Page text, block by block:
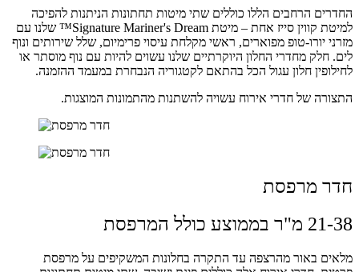
החדרים הרחבים הללו כוללים שתי מיטות תחתונות הניתנות להפיכה
למיטת קווין סייז אחת – מיטת Signature Mariner's Dream™ שלנו עם
מזרני יורו-טופ מפוארים, ראשי מקלחת עיסוי פרימיום, שלל שירותים ונוף
לים. חלק מחדרי החלון היוקרתיים שלנו עשוים להיות עם נוף מוסתר או
לחילופין חלון עגול הכל בהתאם לקטגוריה הנבחרת במעמד ההזמנה.
התצורה של חדרי אירוח עשויה להשתנות מהתמונות המוצגות.
חדר מרפסת
21-38 מ"ר בממוצע כולל המרפסת
מלאים באור מהרצפה עד התקרה בחלונות המשקיפים על מרפסת